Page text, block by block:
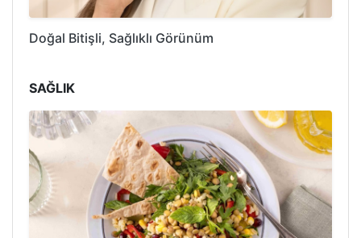
Doğal Bitişli, Sağlıklı Görünüm
SAĞLIK